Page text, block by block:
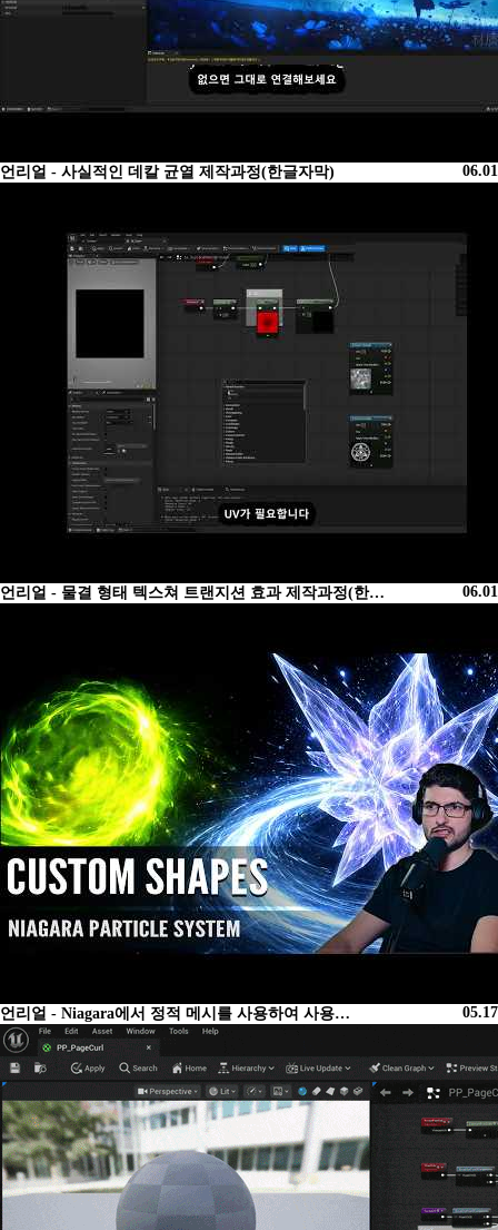
06.01
언리얼 - 사실적인 데칼 균열 제작과정(한글자막)
06.01
언리얼 - 물결 형태 텍스쳐 트랜지션 효과 제작과정(한…
05.17
언리얼 - Niagara에서 정적 메시를 사용하여 사용…